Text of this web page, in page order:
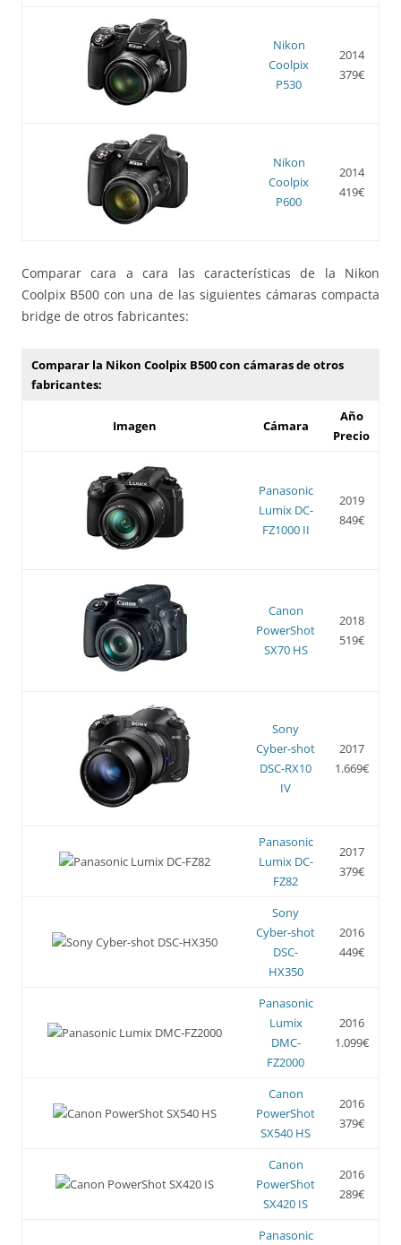
Nikon
Coolpix
P530
2014
379€
Nikon
Coolpix
P600
2014
419€
Comparar cara a cara las características de la Nikon
Coolpix B500 con una de las siguientes cámaras compacta
bridge de otros fabricantes:
Comparar la Nikon Coolpix B500 con cámaras de otros
fabricantes:
Imagen Cámara
Año
Precio
Panasonic
Lumix DC-
FZ1000 II
2019
849€
Canon
PowerShot
SX70 HS
2018
519€
Sony
Cyber-shot
DSC-RX10
IV
2017
1.669€
Panasonic
Lumix DC-
FZ82
2017
379€
Sony
Cyber-shot
DSC-
HX350
2016
449€
Panasonic
Lumix
DMC-
FZ2000
2016
1.099€
Canon
PowerShot
SX540 HS
2016
379€
Canon
PowerShot
SX420 IS
2016
289€
Panasonic